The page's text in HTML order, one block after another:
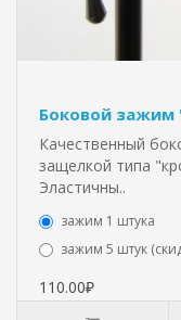
Боковой
Качественный
защелкой типа
Эластичны..
зажим 1 штука
зажим 5 штук
110.00₽